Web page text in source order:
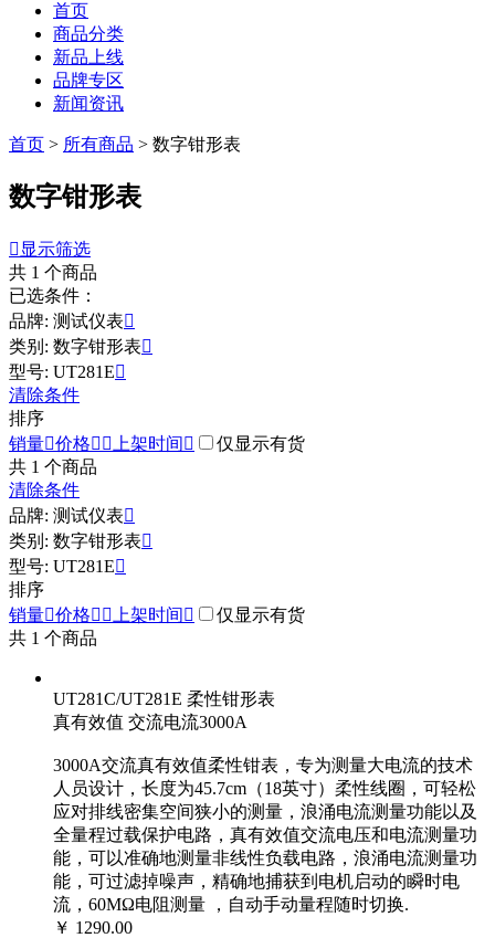
首页
商品分类
新品上线
品牌专区
新闻资讯
首页 > 所有商品 > 数字钳形表
数字钳形表
 显示筛选
共 1 个商品
已选条件：
品牌: 测试仪表
类别: 数字钳形表
型号: UT281E
清除条件
排序
销量价格  上架时间 
仅显示有货
共 1 个商品
清除条件
品牌: 测试仪表
类别: 数字钳形表
型号: UT281E
排序
销量价格  上架时间 
仅显示有货
共 1 个商品
UT281C/UT281E 柔性钳形表
真有效值 交流电流3000A
3000A交流真有效值柔性钳表，专为测量大电流的技术
人员设计，长度为45.7cm（18英寸）柔性线圈，可轻松
应对排线密集空间狭小的测量，浪涌电流测量功能以及
全量程过载保护电路，真有效值交流电压和电流测量功
能，可以准确地测量非线性负载电路，浪涌电流测量功
能，可过滤掉噪声，精确地捕获到电机启动的瞬时电
流，60MΩ电阻测量 ，自动手动量程随时切换.
￥ 1290.00